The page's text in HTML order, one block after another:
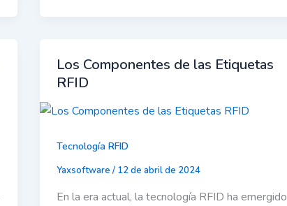
Los Componentes de las Etiquetas
RFID
Tecnología RFID
Yaxsoftware / 12 de abril de 2024
En la era actual, la tecnología RFID ha emergido